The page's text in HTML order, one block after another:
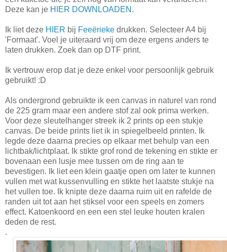
Deze kan je HIER DOWNLOADEN.
Ik liet deze HIER bij Feeërieke drukken. Selecteer A4 bij
'Formaat'. Voel je uiteraard vrij om deze ergens anders te
laten drukken. Zoek dan op DTF print.
Ik vertrouw erop dat je deze enkel voor persoonlijk gebruik
gebruikt! :D
Als ondergrond gebruikte ik een canvas in naturel van rond
de 225 gram maar een andere stof zal ook prima werken.
Voor deze sleutelhanger streek ik 2 prints op een stukje
canvas. De beide prints liet ik in spiegelbeeld printen. Ik
legde deze daarna precies op elkaar met behulp van een
lichtbak/lichtplaat. Ik stikte grof rond de tekening en stikte er
bovenaan een lusje mee tussen om de ring aan te
bevestigen. Ik liet een klein gaatje open om later te kunnen
vullen met wat kussenvulling en stikte het laatste stukje na
het vullen toe. Ik knipte deze daarna ruim uit en rafelde de
randen uit tot aan het stiksel voor een speels en zomers
effect. Katoenkoord en een een stel leuke houten kralen
deden de rest.
.